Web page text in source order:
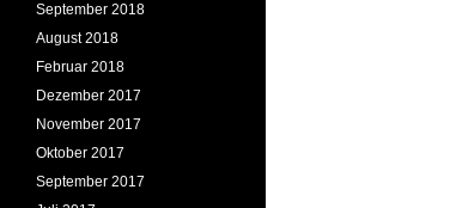
September 2018
August 2018
Februar 2018
Dezember 2017
November 2017
Oktober 2017
September 2017